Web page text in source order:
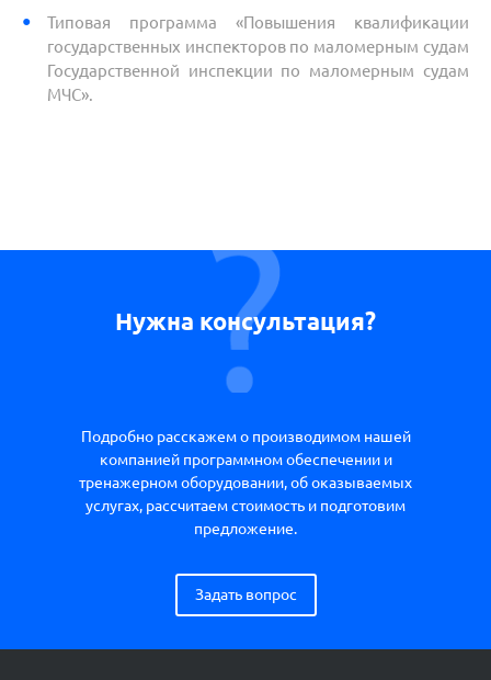
Типовая программа «Повышения квалификации
государственных инспекторов по маломерным судам
Государственной инспекции по маломерным судам
МЧС».
Нужна консультация?
Подробно расскажем о производимом нашей
компанией программном обеспечении и
тренажерном оборудовании, об оказываемых
услугах, рассчитаем стоимость и подготовим
предложение.
Задать вопрос